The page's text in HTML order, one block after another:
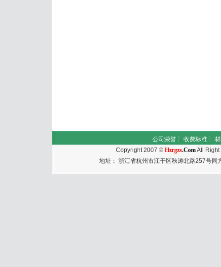
公司荣誉┊ 收费标准┊
Copyright 2007 © Hzrgzs.ComAll
地址： 浙江省杭州市江干区秋涛北路257号